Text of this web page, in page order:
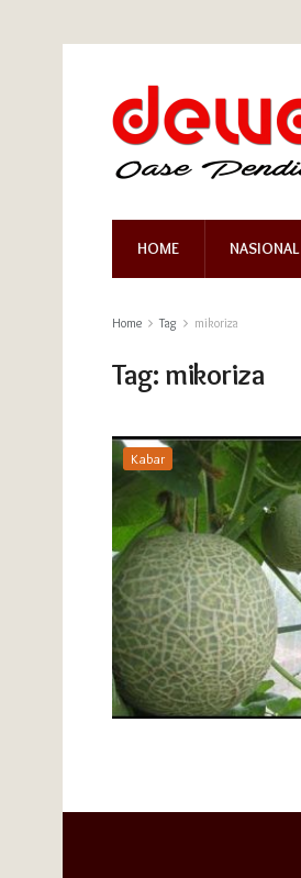
HOME NASIONAL
Home Tag mikoriza
Tag: mikoriza
Kabar